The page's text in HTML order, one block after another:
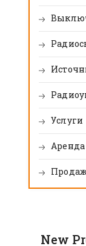
Услуги
Aренда
New